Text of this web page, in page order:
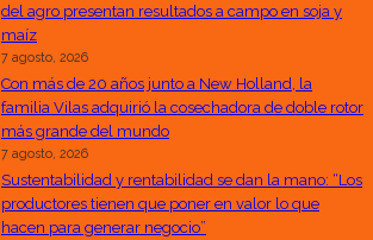
del agro presentan resultados a campo en soja y
maíz
7 agosto, 2026
Con más de 20 años junto a New Holland, la
familia Vilas adquirió la cosechadora de doble rotor
más grande del mundo
7 agosto, 2026
Sustentabilidad y rentabilidad se dan la mano: “Los
productores tienen que poner en valor lo que
hacen para generar negocio”